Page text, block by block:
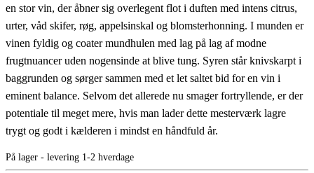
en stor vin, der åbner sig overlegent flot i duften med intens citrus,
urter, våd skifer, røg, appelsinskal og blomsterhonning. I munden er
vinen fyldig og coater mundhulen med lag på lag af modne
frugtnuancer uden nogensinde at blive tung. Syren står knivskarpt i
baggrunden og sørger sammen med et let saltet bid for en vin i
eminent balance. Selvom det allerede nu smager fortryllende, er der
potentiale til meget mere, hvis man lader dette mesterværk lagre
trygt og godt i kælderen i mindst en håndfuld år.
På lager - levering 1-2 hverdage